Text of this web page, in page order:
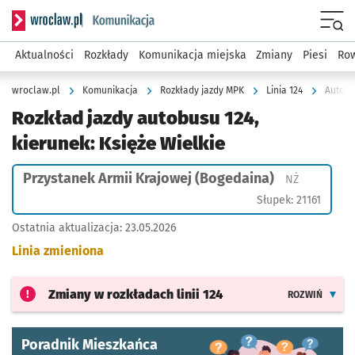
Serwis informacyjny wroclaw.pl podserwis: Komunikacja
Aktualności Rozkłady Komunikacja miejska Zmiany Piesi
wroclaw.pl Komunikacja Rozkłady jazdy MPK Linia 124
Rozkład jazdy autobusu 124,
kierunek: Księże Wielkie
Przystanek Armii Krajowej (Bogedaina) NŻ
Słupek: 21161
Ostatnia aktualizacja: 23.05.2026
Linia zmieniona
Zmiany w rozkładach linii 124 ROZWIŃ
Poradnik Mieszkańca